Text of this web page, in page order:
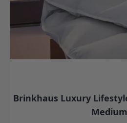
Brinkhaus Luxury
Medium